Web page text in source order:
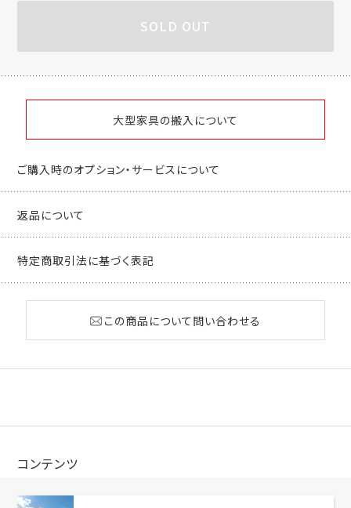
SOLD OUT
大型家具の搬入について
ご購入時のオプション・サービスについて
返品について
特定商取引法に基づく表記
この商品について問い合わせる
コンテンツ